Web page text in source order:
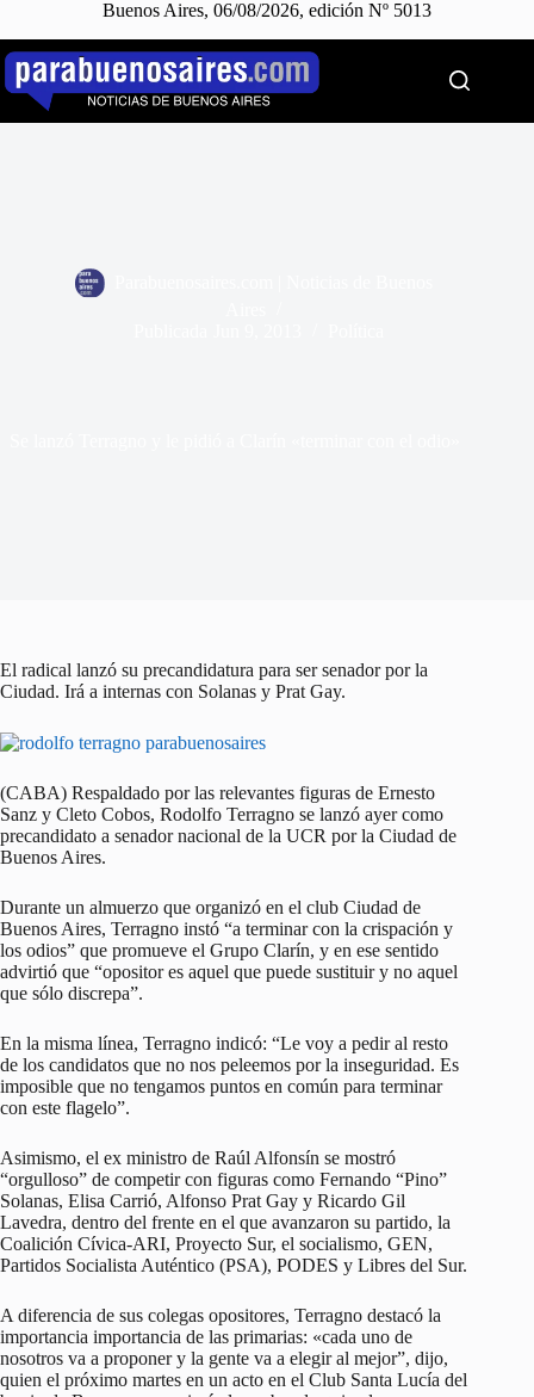
Buenos Aires, 06/08/2026, edición Nº 5013
Saltar
contenido
El radical lanzó su precandidatura para ser senador por la
Ciudad. Irá a internas con Solanas y Prat Gay.
(CABA) Respaldado por las relevantes figuras de Ernesto
Sanz y Cleto Cobos, Rodolfo Terragno se lanzó ayer como
precandidato a senador nacional de la UCR por la Ciudad de
Buenos Aires.
Durante un almuerzo que organizó en el club Ciudad de
Buenos Aires, Terragno instó “a terminar con la crispación y
los odios” que promueve el Grupo Clarín, y en ese sentido
advirtió que “opositor es aquel que puede sustituir y no aquel
que sólo discrepa”.
En la misma línea, Terragno indicó: “Le voy a pedir al resto
de los candidatos que no nos peleemos por la inseguridad. Es
imposible que no tengamos puntos en común para terminar
con este flagelo”.
Asimismo, el ex ministro de Raúl Alfonsín se mostró
“orgulloso” de competir con figuras como Fernando “Pino”
Solanas, Elisa Carrió, Alfonso Prat Gay y Ricardo Gil
Lavedra, dentro del frente en el que avanzaron su partido, la
Coalición Cívica-ARI, Proyecto Sur, el socialismo, GEN,
Partidos Socialista Auténtico (PSA), PODES y Libres del Sur.
A diferencia de sus colegas opositores, Terragno destacó la
importancia importancia de las primarias: «cada uno de
nosotros va a proponer y la gente va a elegir al mejor”, dijo,
quien el próximo martes en un acto en el Club Santa Lucía del